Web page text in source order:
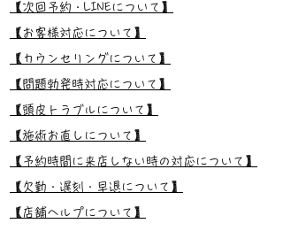
【次回予約・LINEについて】
【お客様対応について】
【カウンセリングについて】
【問題勃発時対応について】
【頭皮トラブルについて】
【施術お直しについて】
【予約時間に来店しない時の対応について】
【欠勤・遅刻・早退について】
【店舗ヘルプについて】